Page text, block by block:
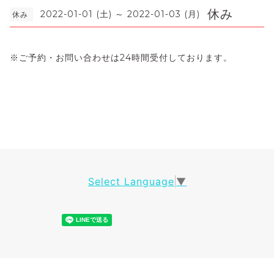
休み 2022-01-01 (土) ～ 2022-01-03 (月) 休み
※ ご予約・お問い合わせは24時間受付しております。
Select Language ▼